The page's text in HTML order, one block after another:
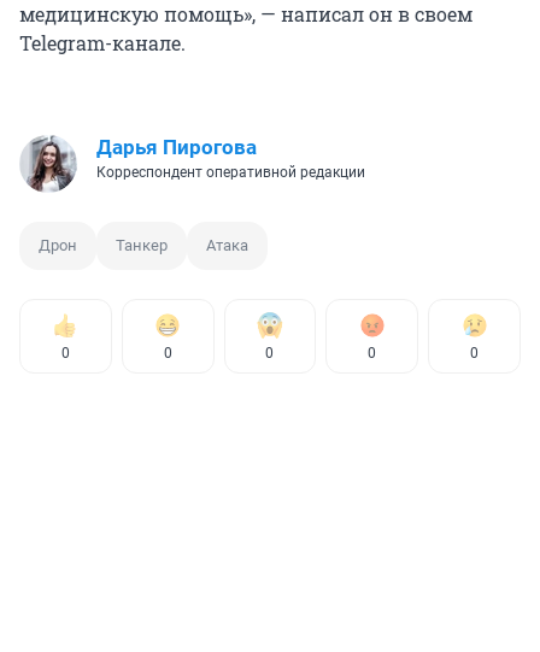
медицинскую помощь», — написал он в своем
Telegram-канале.
Дарья Пирогова
Корреспондент оперативной редакции
Дрон Танкер Атака
0 0 0 0 0